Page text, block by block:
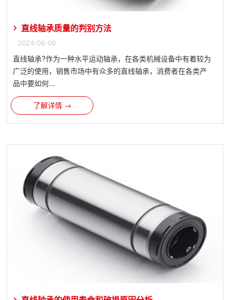
直线轴承质量的判别方法
2024-06-06
直线轴承?作为一种水平运动轴承，在各类机械设备中有着较为
广泛的使用，销售市场中有众多的直线轴承，消费者在各类产
品中要如何...
了解详情 →